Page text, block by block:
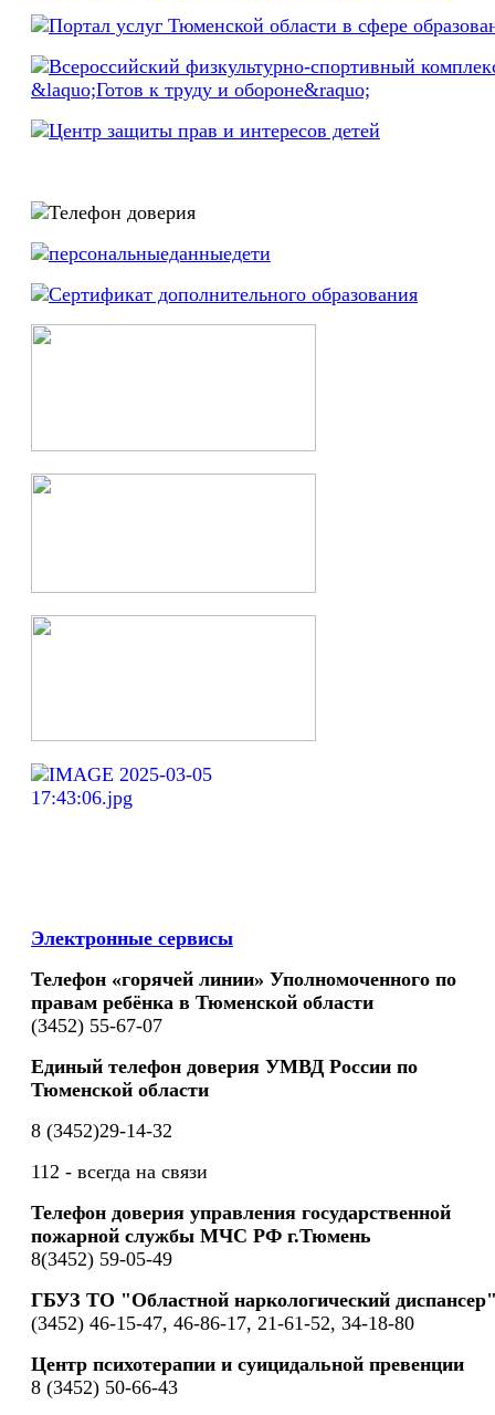
Электронные сервисы
Телефон «горячей линии» Уполномоченного по
правам ребёнка в Тюменской области
(3452) 55-67-07
Единый телефон доверия УМВД России по
Тюменской области
8 (3452)29-14-32
112 - всегда на связи
Телефон доверия управления государственной
пожарной службы МЧС РФ г.Тюмень
8(3452) 59-05-49
ГБУЗ ТО "Областной наркологический
(3452) 46-15-47, 46-86-17, 21-61-52, 34-18-80
Центр психотерапии и суицидальной превенции
8 (3452) 50-66-43